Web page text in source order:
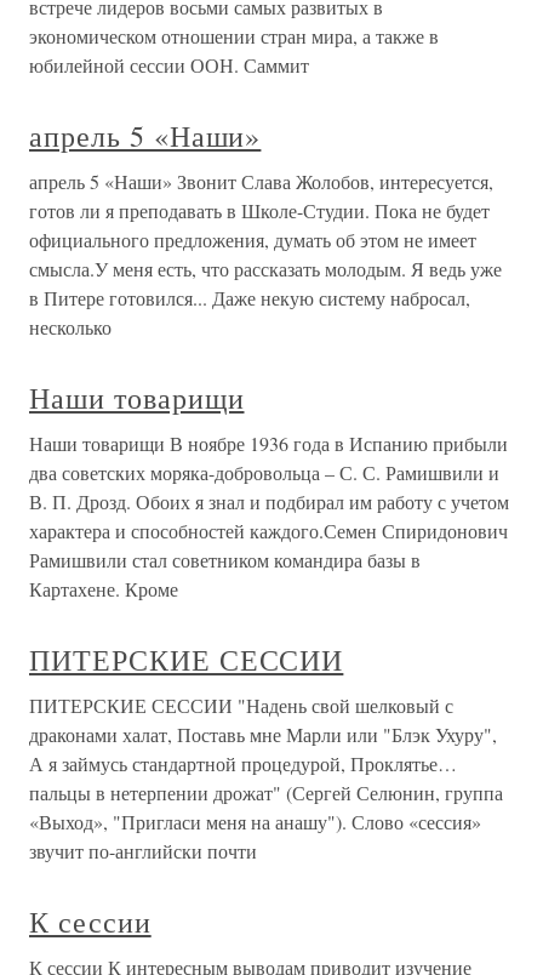
встрече лидеров восьми самых развитых в
экономическом отношении стран мира, а также в
юбилейной сессии ООН. Саммит
апрель 5 «Наши»
апрель 5 «Наши» Звонит Слава Жолобов, интересуется,
готов ли я преподавать в Школе-Студии. Пока не будет
официального предложения, думать об этом не имеет
смысла.У меня есть, что рассказать молодым. Я ведь уже
в Питере готовился... Даже некую систему набросал,
несколько
Наши товарищи
Наши товарищи В ноябре 1936 года в Испанию прибыли
два советских моряка-добровольца – С. С. Рамишвили и
В. П. Дрозд. Обоих я знал и подбирал им работу с учетом
характера и способностей каждого.Семен Спиридонович
Рамишвили стал советником командира базы в
Картахене. Кроме
ПИТЕРСКИЕ СЕССИИ
ПИТЕРСКИЕ СЕССИИ "Надень свой шелковый с
драконами халат, Поставь мне Марли или "Блэк Ухуру",
А я займусь стандартной процедурой, Проклятье…
пальцы в нетерпении дрожат" (Сергей Селюнин, группа
«Выход», "Пригласи меня на анашу"). Слово «сессия»
звучит по-английски почти
К сессии
К сессии К интересным выводам приводит изучение